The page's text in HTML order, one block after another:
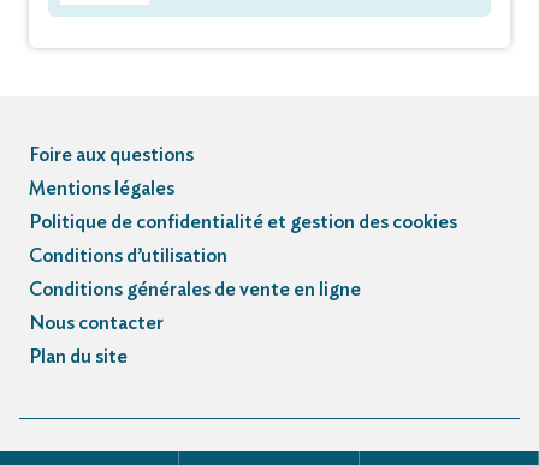
Foire aux questions
Mentions légales
Politique de confidentialité et gestion des cookies
Conditions d’utilisation
Conditions générales de vente en ligne
Nous contacter
Plan du site